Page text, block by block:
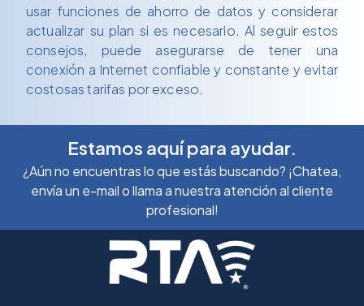
usar funciones de ahorro de datos y considerar
actualizar su plan si es necesario. Al seguir estos
consejos, puede asegurarse de tener una
conexión a Internet confiable y constante y evitar
costosas tarifas por exceso.
Estamos aquí para ayudar.
¿Aún no encuentras lo que estás buscando? ¡Chatea,
envía un e-mail o llama a nuestra atención al cliente
profesional!